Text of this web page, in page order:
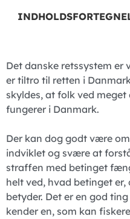
Det danske retssystem er
er tiltro til retten i
skyldes, at folk ved
fungerer i Danmark.
Der kan dog godt være
indviklet og svære at
straffen med betinget
helt ved, hvad betinget
betyder. Det er en god
kender en, som kan